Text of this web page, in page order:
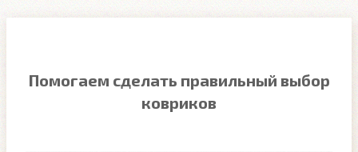
Помогаем сделать правильный выбор
ковриков